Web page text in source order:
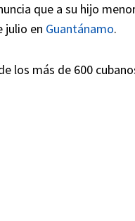
que a su hijo
julio en Guantánamo.
los más de 600